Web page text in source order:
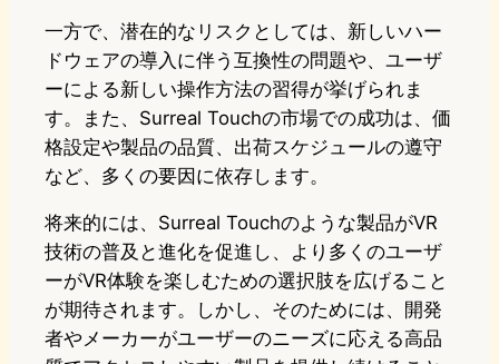
一方で、潜在的なリスクとしては、新しいハー
ドウェアの導入に伴う互換性の問題や、ユーザ
ーによる新しい操作方法の習得が挙げられま
す。また、Surreal Touchの市場での成功は、価
格設定や製品の品質、出荷スケジュールの遵守
など、多くの要因に依存します。
将来的には、Surreal Touchのような製品がVR
技術の普及と進化を促進し、より多くのユーザ
ーがVR体験を楽しむための選択肢を広げること
が期待されます。しかし、そのためには、開発
者やメーカーがユーザーのニーズに応える高品